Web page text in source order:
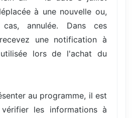
à une nouvelle ou,
annulée. Dans ces
une notification à
lors de l'achat du
au programme, il est
les informations à